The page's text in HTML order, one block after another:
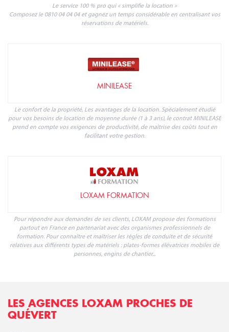
Le service 100 % pro qui « simplifie la location »
Composez le 0810 04 04 04 et gagnez un temps considérable en centralisant vos
réservations de matériels.
MINILEASE
Le confort de la propriété, Les avantages de la location. Spécialement étudié
pour vos besoins de location de moyenne durée (1 à 3 ans), le contrat MINILEASE
prend en compte vos exigences de productivité, de maîtrise des coûts tout en
facilitant votre gestion.
LOXAM FORMATION
Pour répondre aux demandes de ses clients, LOXAM propose des formations
partout en France en partenariat avec des organismes professionnels de
formation. Pour connaître et maîtriser les règles de conduite et de sécurité
relatives aux différents types de matériels : plates-formes élévatrices mobiles de
personnes, engins de chantier...
LES AGENCES LOXAM PROCHES DE
QUÉVERT